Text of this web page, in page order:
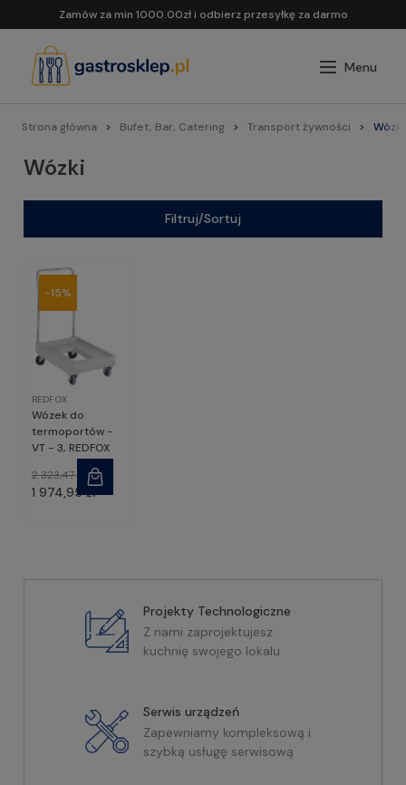
Zamów za min 1000.00zł i odbierz przesyłkę za darmo
Strona główna Bufet, Bar, Catering Transport żywności Wózki
Wózki
Filtruj/Sortuj
REDFOX
Wózek do
termoportów -
VT - 3, REDFOX
1 974,95 zł
2 323,47 zł
-15%
Projekty Technologiczne
Z nami zaprojektujesz
kuchnię swojego lokalu
Serwis urządzeń
Zapewniamy kompleksową i
szybką usługę serwisową